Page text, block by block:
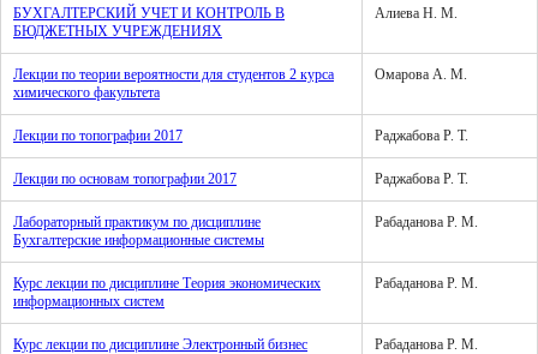
БУХГАЛТЕРСКИЙ УЧЕТ И КОНТРОЛЬ В
БЮДЖЕТНЫХ УЧРЕЖДЕНИЯХ
Алиева Н. М.
Лекции по теории вероятности для студентов 2 курса
химического факультета
Омарова А. М.
Лекции по топографии 2017 Раджабова Р. Т.
Лекции по основам топографии 2017 Раджабова Р. Т.
Лабораторный практикум по дисциплине
Бухгалтерские информационные системы
Рабаданова Р. М.
Курс лекции по дисциплине Теория экономических
информационных систем
Рабаданова Р. М.
Курс лекции по дисциплине Электронный бизнес Рабаданова Р. М.